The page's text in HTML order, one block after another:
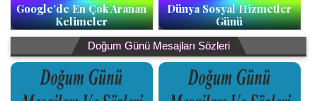
Google’de En Çok Aranan
Kelimeler
Dünya Sosyal Hizmetler
Günü
Doğum Günü Mesajları Sözleri